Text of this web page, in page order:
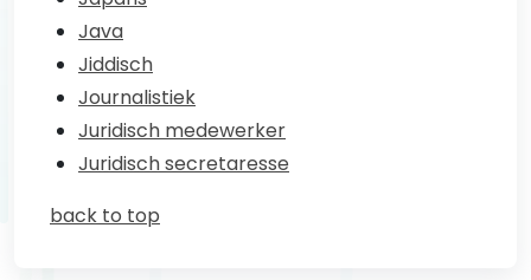
Java
Jiddisch
Journalistiek
Juridisch medewerker
Juridisch secretaresse
back to top